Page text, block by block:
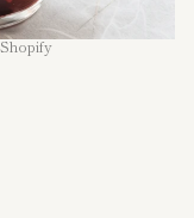
Shopify